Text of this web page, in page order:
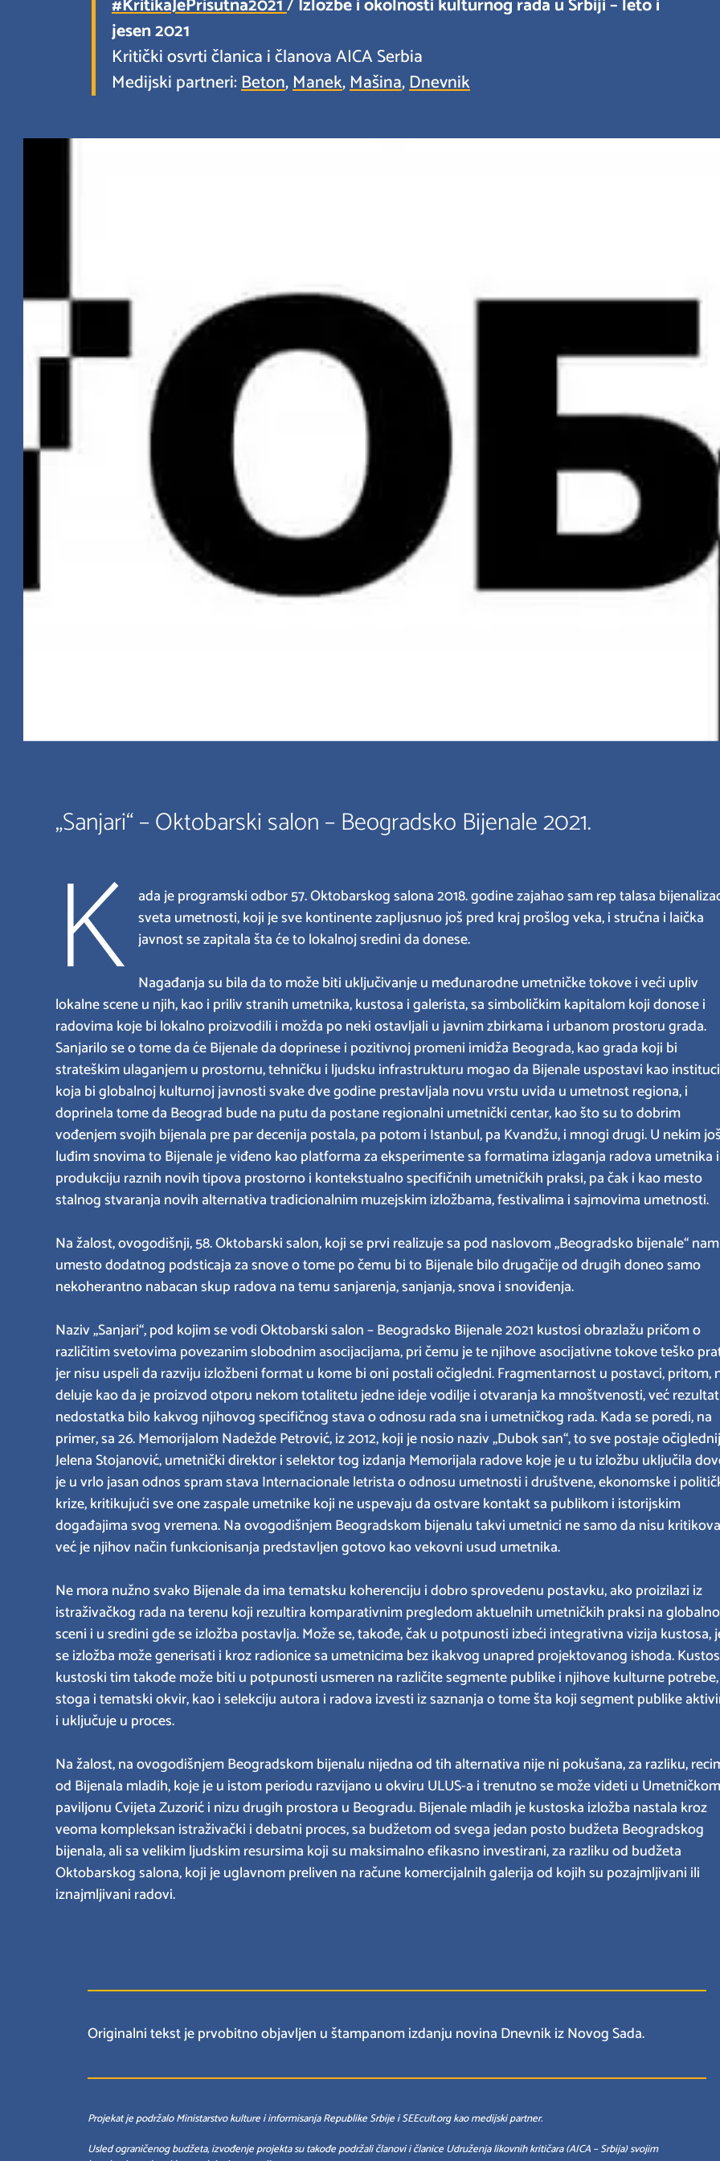
#KritikaJePrisutna2021/Izložbe i okolnosti kulturnog rada u Srbiji – leto i
jesen 2021
Kritički osvrti članica i članova AICA Serbia
Medijski partneri:Beton,Manek,Mašina,Dnevnik
„Sanjari“ – Oktobarski salon – Beogradsko Bijenale 2021.
K ada je programski odbor 57. Oktobarskog salona 2018. godine zajahao sam rep talasa
sveta umetnosti, koji je sve kontinente zapljusnuo još pred kraj prošlog veka, i stručna i laička
javnost se zapitala šta će to lokalnoj sredini da donese.
Nagađanja su bila da to može biti uključivanje u međunarodne umetničke tokove i veći upliv
lokalne scene u njih, kao i priliv stranih umetnika, kustosa i galerista, sa simboličkim kapitalom koji donose i
radovima koje bi lokalno proizvodili i možda po neki ostavljali u javnim zbirkama i urbanom prostoru grada.
Sanjarilo se o tome da će Bijenale da doprinese i pozitivnoj promeni imidža Beograda, kao grada koji bi
strateškim ulaganjem u prostornu, tehničku i ljudsku infrastrukturu mogao da Bijenale uspostavi kao
koja bi globalnoj kulturnoj javnosti svake dve godine prestavljala novu vrstu uvida u umetnost regiona, i
doprinela tome da Beograd bude na putu da postane regionalni umetnički centar, kao što su to dobrim
vođenjem svojih bijenala pre par decenija postala, pa potom i Istanbul, pa Kvandžu, i mnogi drugi. U nekim još
luđim snovima to Bijenale je viđeno kao platforma za eksperimente sa formatima izlaganja radova umetnika i
produkciju raznih novih tipova prostorno i kontekstualno specifičnih umetničkih praksi, pa čak i kao mesto
stalnog stvaranja novih alternativa tradicionalnim muzejskim izložbama, festivalima i sajmovima umetnosti.
Na žalost, ovogodišnji, 58. Oktobarski salon, koji se prvi realizuje sa pod naslovom „Beogradsko bijenale“
umesto dodatnog podsticaja za snove o tome po čemu bi to Bijenale bilo drugačije od drugih doneo samo
nekoherantno nabacan skup radova na temu sanjarenja, sanjanja, snova i snoviđenja.
Naziv „Sanjari“, pod kojim se vodi Oktobarski salon – Beogradsko Bijenale 2021 kustosi obrazlažu pričom o
različitim svetovima povezanim slobodnim asocijacijama, pri čemu je te njihove asocijativne tokove teško
jer nisu uspeli da razviju izložbeni format u kome bi oni postali očigledni. Fragmentarnost u postavci, pritom,
deluje kao da je proizvod otporu nekom totalitetu jedne ideje vodilje i otvaranja ka mnoštvenosti, već rezultat
nedostatka bilo kakvog njihovog specifičnog stava o odnosu rada sna i umetničkog rada. Kada se poredi, na
primer, sa 26. Memorijalom Nadežde Petrović, iz 2012, koji je nosio naziv „Dubok san“, to sve postaje
Jelena Stojanović, umetnički direktor i selektor tog izdanja Memorijala radove koje je u tu izložbu uključila
je u vrlo jasan odnos spram stava Internacionale letrista o odnosu umetnosti i društvene, ekonomske i
krize, kritikujući sve one zaspale umetnike koji ne uspevaju da ostvare kontakt sa publikom i istorijskim
događajima svog vremena. Na ovogodišnjem Beogradskom bijenalu takvi umetnici ne samo da nisu
već je njihov način funkcionisanja predstavljen gotovo kao vekovni usud umetnika.
Ne mora nužno svako Bijenale da ima tematsku koherenciju i dobro sprovedenu postavku, ako proizilazi iz
istraživačkog rada na terenu koji rezultira komparativnim pregledom aktuelnih umetničkih praksi na
sceni i u sredini gde se izložba postavlja. Može se, takođe, čak u potpunosti izbeći integrativna vizija kustosa,
se izložba može generisati i kroz radionice sa umetnicima bez ikakvog unapred projektovanog ishoda.
kustoski tim takođe može biti u potpunosti usmeren na različite segmente publike i njihove kulturne
stoga i tematski okvir, kao i selekciju autora i radova izvesti iz saznanja o tome šta koji segment publike
i uključuje u proces.
Na žalost, na ovogodišnjem Beogradskom bijenalu nijedna od tih alternativa nije ni pokušana, za razliku,
od Bijenala mladih, koje je u istom periodu razvijano u okviru ULUS-a i trenutno se može videti u Umetničkom
paviljonu Cvijeta Zuzorić i nizu drugih prostora u Beogradu. Bijenale mladih je kustoska izložba nastala kroz
veoma kompleksan istraživački i debatni proces, sa budžetom od svega jedan posto budžeta Beogradskog
bijenala, ali sa velikim ljudskim resursima koji su maksimalno efikasno investirani, za razliku od budžeta
Oktobarskog salona, koji je uglavnom preliven na račune komercijalnih galerija od kojih su pozajmljivani ili
iznajmljivani radovi.
Originalni tekst je prvobitno objavljen u štampanom izdanju novina Dnevnik iz Novog Sada.
Projekat je podržalo Ministarstvo kulture i informisanja Republike Srbije i SEEcult.org kao medijski partner.
Usled ograničenog budžeta, izvođenje projekta su takođe podržali članovi i članice Udruženja likovnih kritičara (AICA – Srbija) svojim